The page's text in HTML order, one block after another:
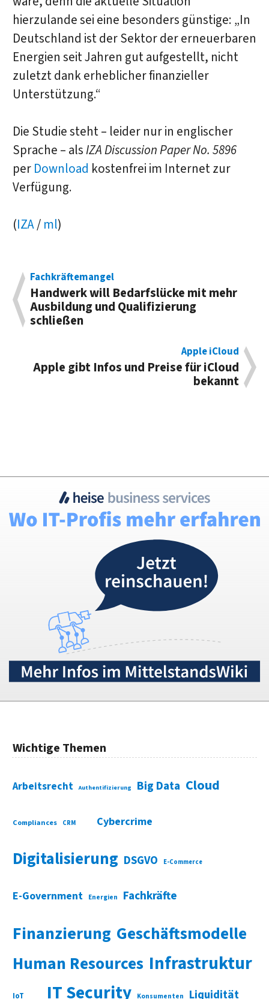
hierzulande sei eine besonders günstige: „In
Deutschland ist der Sektor der erneuerbaren
Energien seit Jahren gut aufgestellt, nicht
zuletzt dank erheblicher finanzieller
Unterstützung.“
Die Studie steht – leider nur in englischer
Sprache – alsIZA Discussion Paper No. 5896
per Download kostenfrei im Internet zur
Verfügung.
(IZA/ ml)
Fachkräftemangel
Handwerk will Bedarfslücke mit mehr
Ausbildung und Qualifizierung
schließen
Apple iCloud
Apple gibt Infos und Preise für iCloud
bekannt
Wichtige Themen
Arbeitsrecht Authentifizierung Big Data Cloud
Compliances CRM Cybercrime
Digitalisierung DSGVO E-Commerce
E-Government Energien Fachkräfte
Finanzierung Geschäftsmodelle
Human Resources Infrastruktur
IoT IT Security Konsumenten Liquidität